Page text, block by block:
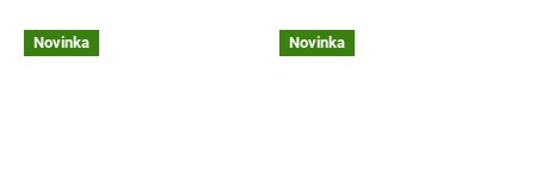
Novinka Novinka